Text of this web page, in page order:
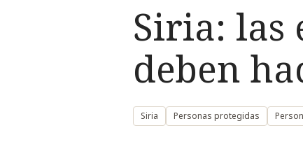
Siria: las
deben
Siria Personas protegidas